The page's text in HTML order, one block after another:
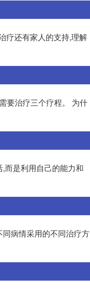
疗还有家人的支持,理解
要治疗三个疗程。 为什
是利用自己的能力和
病情采用的不同治疗方